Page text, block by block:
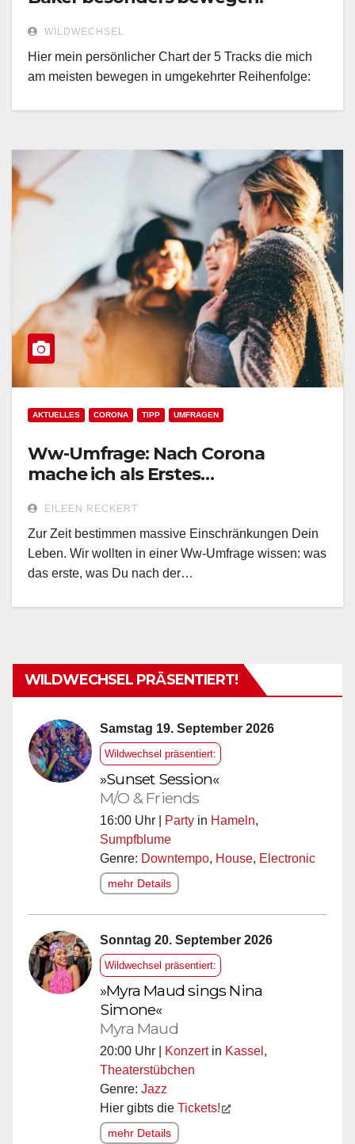
WILDWECHSEL
Hier mein persönlicher Chart der 5 Tracks die mich
am meisten bewegen in umgekehrter Reihenfolge:
AKTUELLES CORONA TIPP UMFRAGEN
Ww-Umfrage: Nach Corona
mache ich als Erstes…
EILEEN RECKERT
Zur Zeit bestimmen massive Einschränkungen Dein
Leben. Wir wollten in einer Ww-Umfrage wissen: was
das erste, was Du nach der…
WILDWECHSEL PRÄSENTIERT!
Samstag 19. September 2026
Wildwechsel präsentiert:
»Sunset Session«
M/O & Friends
16:00 Uhr | Party in Hameln,
Sumpfblume
Genre: Downtempo, House, Electronic
mehr Details
Sonntag 20. September 2026
Wildwechsel präsentiert:
»Myra Maud sings Nina
Simone«
Myra Maud
20:00 Uhr | Konzertin Kassel ,
Theaterstübchen
Genre: Jazz
Hier gibts die Tickets!
mehr Details